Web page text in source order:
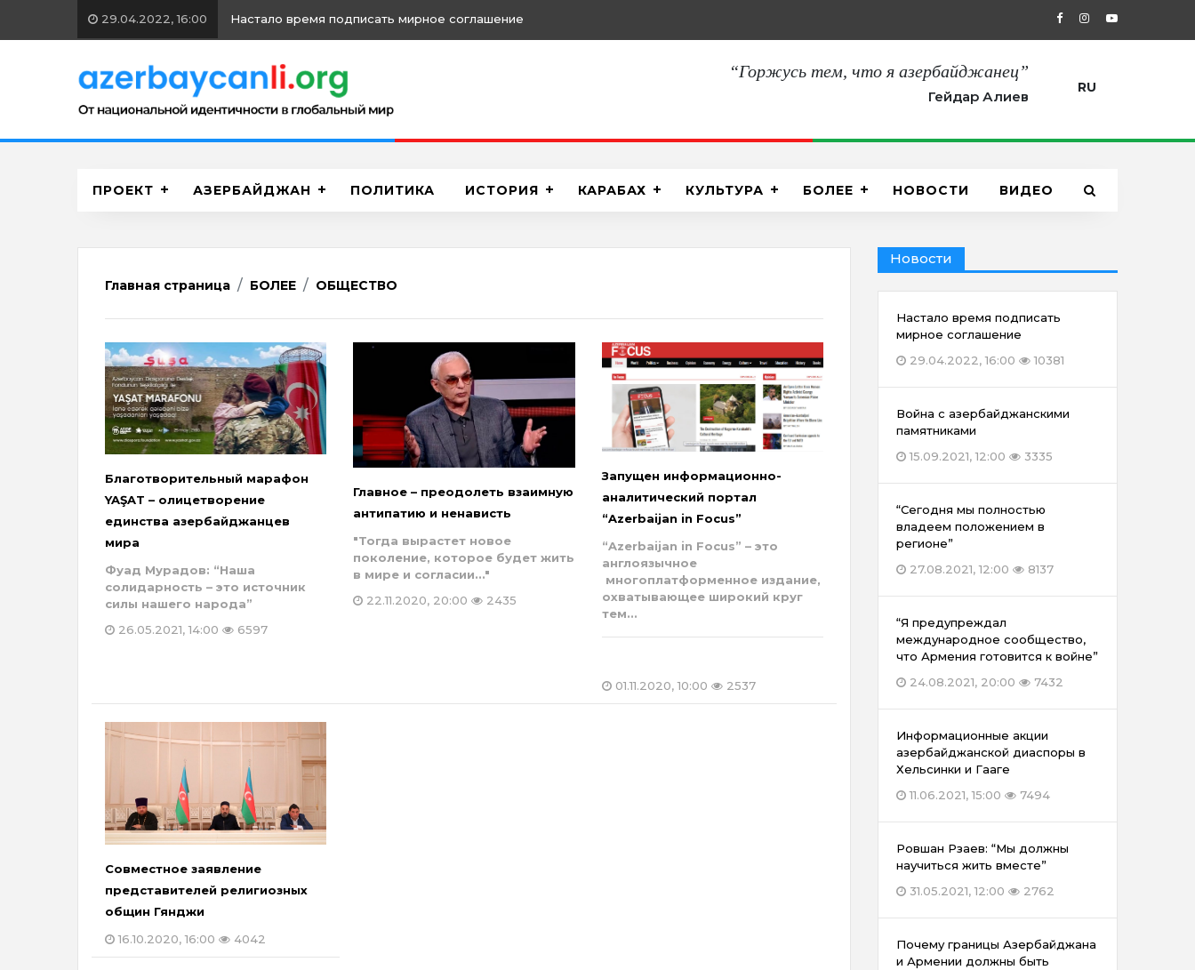
15.09.2021, 12:00 Война с азербайджанскими памятниками 27.08.2021, 12:00 “Сегодня мы
“Горжусь тем, что я азербайджанец”
Гейдар Алиев
RU
ПРОЕКТ АЗЕРБАЙДЖАН ПОЛИТИКА ИСТОРИЯ КАРАБАХ КУЛЬТУРА БОЛЕЕ НОВОСТИ ВИДЕО
Главная страница БОЛЕЕ ОБЩЕСТВО
Благотворительный марафон
YAŞAT – олицетворение
единства азербайджанцев
мира
Фуад Мурадов: “Наша
солидарность – это источник
силы нашего народа”
26.05.2021, 14:00
6597
Главное – преодолеть взаимную
антипатию и ненависть
"Тогда вырастет новое
поколение, которое будет жить
в мире и согласии..."
22.11.2020, 20:00
2435
Запущен информационно-
аналитический портал
“Azerbaijan in Focus”
“Azerbaijan in Focus” – это
англоязычное
многоплатформенное издание,
охватывающее широкий круг
тем...
01.11.2020, 10:00 2537
Совместное заявление
представителей религиозных
общин Гянджи
16.10.2020, 16:00
4042
Новости
Настало время подписать
мирное соглашение
29.04.2022, 16:00
10381
Война с азербайджанскими
памятниками
15.09.2021, 12:00
3335
“Сегодня мы полностью
владеем положением в
регионе”
27.08.2021, 12:00
8137
“Я предупреждал
международное сообщество,
что Армения готовится к войне”
24.08.2021, 20:00
7432
Информационные акции
азербайджанской диаспоры в
Хельсинки и Гааге
11.06.2021, 15:00
7494
Ровшан Рзаев: “Мы должны
научиться жить вместе”
31.05.2021, 12:00
2762
Почему границы Азербайджана
и Армении должны быть